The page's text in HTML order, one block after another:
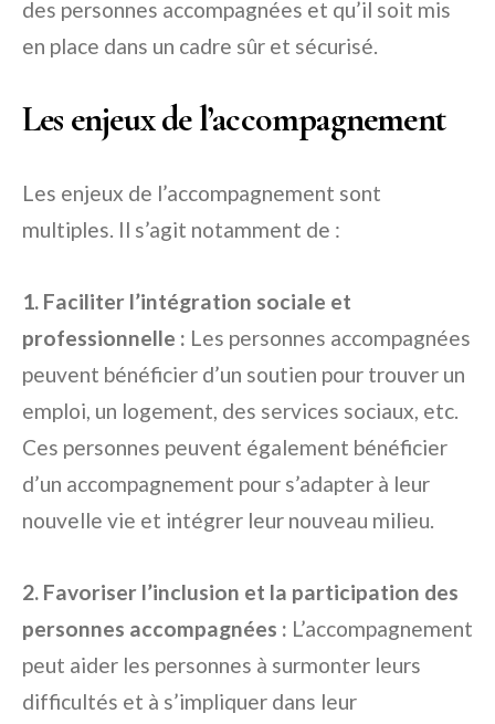
des personnes accompagnées et qu’il soit mis
en place dans un cadre sûr et sécurisé.
Les enjeux de l’accompagnement
Les enjeux de l’accompagnement sont
multiples. Il s’agit notamment de :
1. Faciliter l’intégration sociale et
professionnelle : Les personnes accompagnées
peuvent bénéficier d’un soutien pour trouver un
emploi, un logement, des services sociaux, etc.
Ces personnes peuvent également bénéficier
d’un accompagnement pour s’adapter à leur
nouvelle vie et intégrer leur nouveau milieu.
2. Favoriser l’inclusion et la participation des
personnes accompagnées : L’accompagnement
peut aider les personnes à surmonter leurs
difficultés et à s’impliquer dans leur